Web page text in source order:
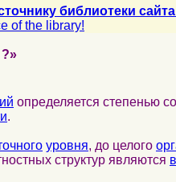
библиотеки
of the library!
определяется степенью
.
уровня, до целого
структур являются